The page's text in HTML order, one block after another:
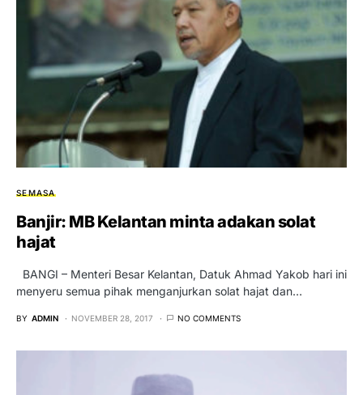
SEMASA
Banjir: MB Kelantan minta adakan solat
hajat
BANGI – Menteri Besar Kelantan, Datuk Ahmad Yakob hari ini
menyeru semua pihak menganjurkan solat hajat dan…
BY ADMIN NOVEMBER 28, 2017 NO COMMENTS